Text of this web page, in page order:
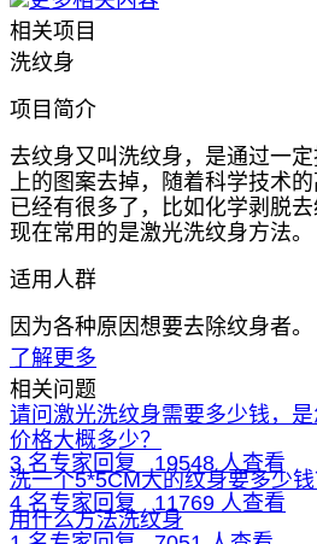
相关项目
洗纹身
项目简介
去纹身又叫洗纹身，是通过一
上的图案去掉，随着科学技术
已经有很多了，比如化学剥脱去
现在常用的是激光洗纹身方法。
适用人群
因为各种原因想要去除纹身者。
了解更多
相关问题
请问激光洗纹身需要多少钱，
价格大概多少？
3 名专家回复 19548 人查看
洗一个5*5CM大的纹身要多少钱
4 名专家回复 11769 人查看
用什么方法洗纹身